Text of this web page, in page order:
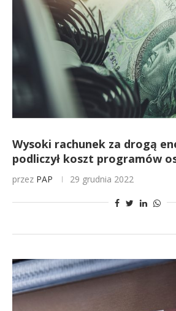
Wysoki rachunek za drogą
podliczył koszt programów
przez PAP 29 grudnia 2022